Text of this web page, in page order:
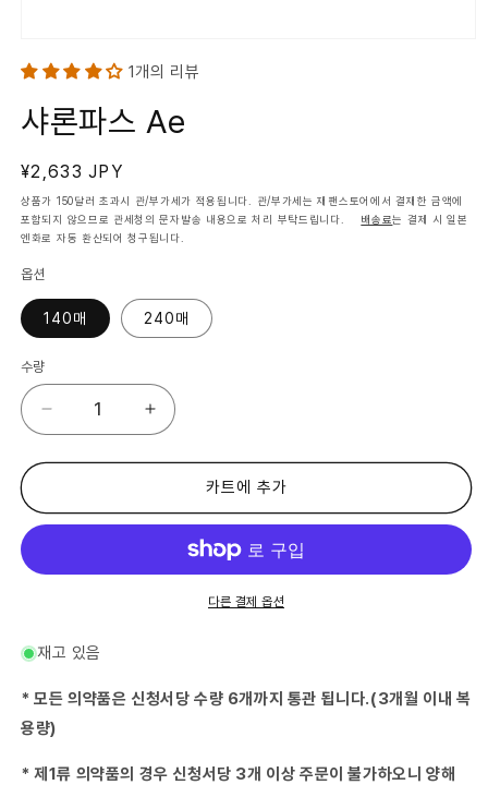
달
에
미
디
1
기
1개의 리뷰
샤론파스 Ae
정
가
¥2,633 JPY
상품가 150달러 초과시 관/부가세가 적용됩니다. 관/부가세는 재팬스토어에서 결재한 금액에
포함되지 않으므로 관세청의 문자발송 내용으로 처리 부탁드립니다. 배송료는 결제 시 일본
엔화로 자동 환산되어 청구됩니다.
옵션
140매 240매
수량
론
파
Ae
줄
샤
론
파
Ae
늘
카트에 추가
다른 결제 옵션
재고 있음
* 모든 의약품은 신청서당 수량 6개까지 통관 됩니다.(3개월 이내 복
용량)
* 제1류 의약품의 경우 신청서당 3개 이상 주문이 불가하오니 양해